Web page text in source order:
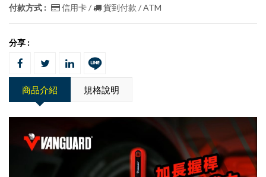
付款方式 : 信用卡 / 貨到付款 / ATM
分享 :
商品介紹 規格說明